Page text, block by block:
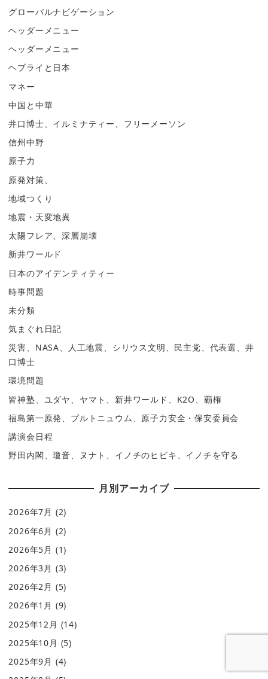
グローバルナビゲーション
ヘッダーメニュー
ヘッダーメニュー
ヘブライと日本
マネー
中国と中華
井口博士、イルミナティー、フリーメーソン
信州中野
原子力
原発対策、
地域つくり
地震・天変地異
太陽フレア、深層崩壊
新井ワールド
日本のアイデンティティー
時事問題
未分類
気まぐれ日記
災害、NASA、人工地震、シリウス文明、民主党、代表選、井
口博士
環境問題
皆神塾、ユダヤ、ヤマト、新井ワールド、K2O、覇権
福島第一原発、プルトニュウム、原子力安全・保安委員会
講演会日程
野田内閣、瓊音、ヌナト、イノチのヒビキ、イノチを守る
月別アーカイブ
2026年7月 (2)
2026年6月 (2)
2026年5月 (1)
2026年3月 (3)
2026年2月 (5)
2026年1月 (9)
2025年12月 (14)
2025年10月 (5)
2025年9月 (4)